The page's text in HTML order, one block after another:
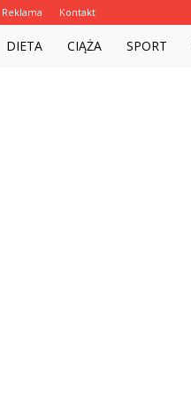
Reklama Kontakt
Witalnie.com.pl
DIETA CIĄŻA SPORT